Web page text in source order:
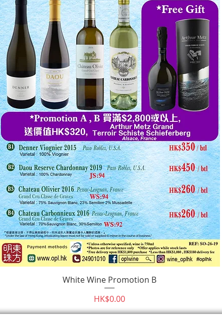
快速瀏覽
White Wine Promotion B
價格
HK$0.00